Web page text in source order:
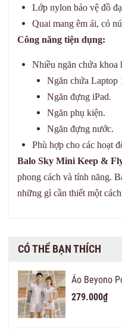
Lớp nylon bảo vệ đồ
Quai mang êm ái, có
Công năng tiện dụng:
Nhiều ngăn chứa khoa
Ngăn chứa Laptop
Ngăn đựng iPad.
Ngăn phụ kiện.
Ngăn đựng nước.
Phù hợp cho các hoạt
Balo Sky Mini Keep &
phong cách và tính năng.
những gì cần thiết một
CÓ THỂ BẠN THÍCH
Áo Beyono
279.000₫